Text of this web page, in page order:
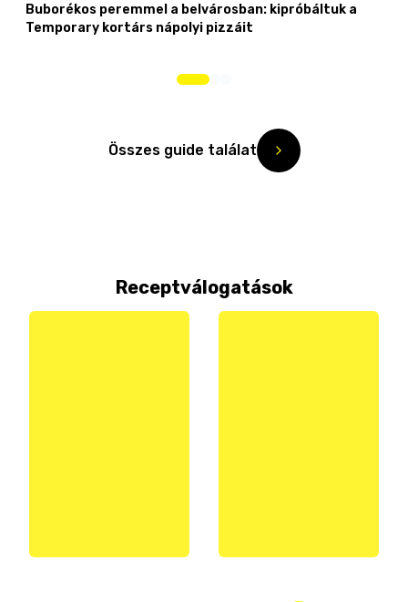
Buborékos peremmel a belvárosban: kipróbáltuk a
Temporary kortárs nápolyi pizzáit
Összes guide találat
Receptválogatások